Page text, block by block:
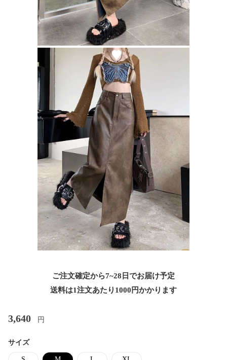
ご注文確定から7~28日でお届け予定
送料は1注文あたり 1000 円かかります
3,640 円
サイズ